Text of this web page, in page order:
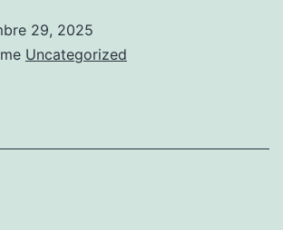
29, 2025
Uncategorized